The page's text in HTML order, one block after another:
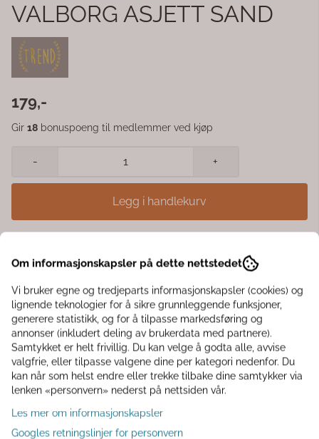
VALBORG ASJETT SAND
179,-
Gir 18 bonuspoeng til medlemmer ved kjøp
- +
Legg i handlekurv
en komplett borddekking. Tåler oppvaskmaskin og mikrobølgeovn, og
passer godt sammen med resten av Valborg-serien.
Kundeklubb Medlemsfordeler
◾️ Få 10% rabatt på første kjøp
◾️ Interiørtips til hjemmet, hagen eller hytta
◾️ Eksklusive tilbud til klubbmedlemmer
◾️ Samle bonuspoeng hver gang du handler
Er du medlem? Du er ikke logget inn
Logg inn
Om informasjonskapsler på dette nettstedet
Vi bruker egne og tredjeparts informasjonskapsler (cookies) og
lignende teknologier for å sikre grunnleggende funksjoner,
generere statistikk, og for å tilpasse markedsføring og
annonser (inkludert deling av brukerdata med partnere).
Samtykket er helt frivillig. Du kan velge å godta alle, avvise
valgfrie, eller tilpasse valgene dine per kategori nedenfor. Du
kan når som helst endre eller trekke tilbake dine samtykker via
lenken «personvern» nederst på nettsiden vår.
Les mer om informasjonskapsler
Googles retningslinjer for personvern